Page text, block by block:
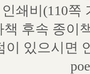
쇄비(110
책 후속 종이
이 있으시면